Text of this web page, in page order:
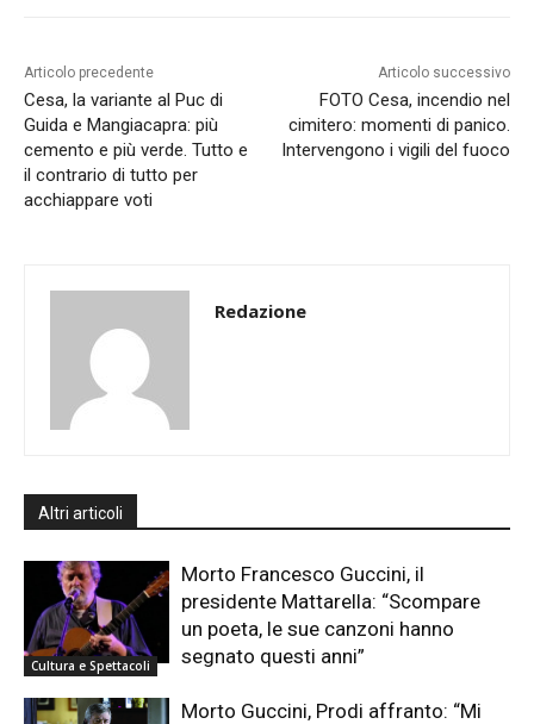
Articolo precedente
Cesa, la variante al Puc di
Guida e Mangiacapra: più
cemento e più verde. Tutto e
il contrario di tutto per
acchiappare voti
Articolo successivo
FOTO Cesa, incendio nel
cimitero: momenti di panico.
Intervengono i vigili del fuoco
Redazione
Altri articoli
Cultura e Spettacoli
Morto Francesco Guccini, il
presidente Mattarella: “Scompare
un poeta, le sue canzoni hanno
segnato questi anni”
Morto Guccini, Prodi affranto: “Mi